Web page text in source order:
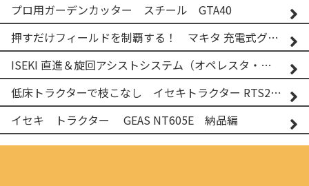
プロ用ガーデンカッター スチール GTA40
押すだけフィールドを制覇する！ マキタ 充電式グランドトリマー MUG001G
ISEKI 直進＆旋回アシストシステム（オペレスタ・ターン）搭載 イセキ 乗用田植機 PRJ8D-ZJL
低床トラクターで枝こなし イセキトラクター RTS205NS & フレールモア FNC1202F
イセキ トラクター GEAS NT605E 納品編